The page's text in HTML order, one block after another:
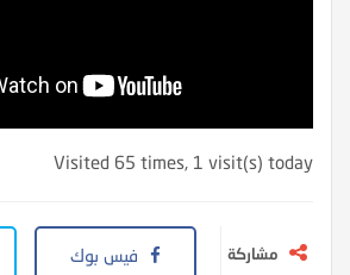
Visited 65 times, 1 visit(s) today
مشاركة فيس بوك